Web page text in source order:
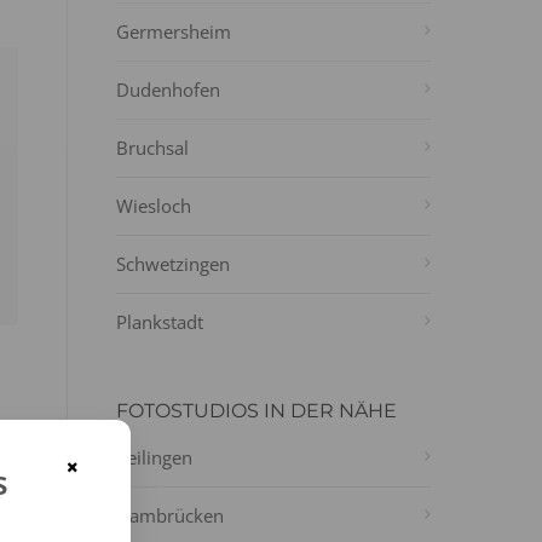
Germersheim
Dudenhofen
Bruchsal
Wiesloch
Schwetzingen
Plankstadt
FOTOSTUDIOS IN DER NÄHE
Reilingen
Hambrücken
×